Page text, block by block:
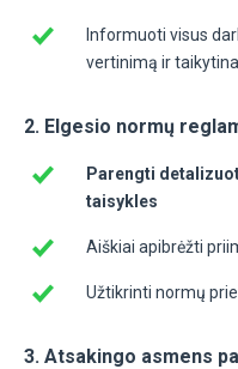
Informuoti visus
vertinimą ir
2. Elgesio normų
Parengti
taisykles
Aiškiai apibrėžti
Užtikrinti normų
3. Atsakingo asmens